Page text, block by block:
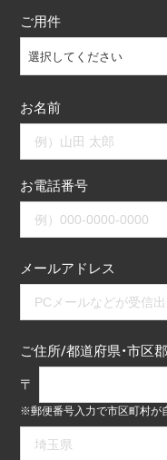
ご用件
選択してください
お名前
お電話番号
メールアドレス
ご住所/都道府県・市区郡
〒
※郵便番号入力で市区町村が